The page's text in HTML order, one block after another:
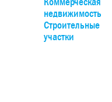
парк Гржебени. До Праги
20 минут по
Смиховского
недвижимость
Строительные
участки